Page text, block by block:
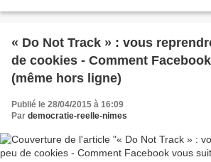
« Do Not Track » : vous
de cookies - Comment
(même hors ligne)
Publié le 28/04/2015 à 16:09
Par democratie-reelle-nimes